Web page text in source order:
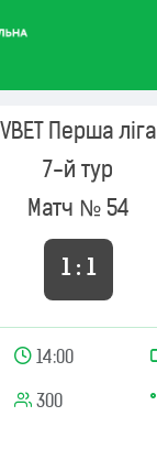
VBET Перша ліга
7-й тур
Матч № 54
1 : 1
14:00
300